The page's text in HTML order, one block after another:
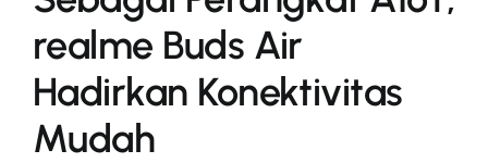
realme Buds Air
Hadirkan Konektivitas
Mudah